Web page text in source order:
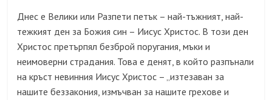
Днес е Велики или Разпети петък – най-тъжният, най-
тежкият ден за Божия син – Иисус Христос. В този ден
Христос претърпял безброй поругания, мъки и
неимоверни страдания. Това е денят, в който разпънали
на кръст невинния Иисус Христос – „изтезаван за
нашите беззакония, измъчван за нашите грехове и